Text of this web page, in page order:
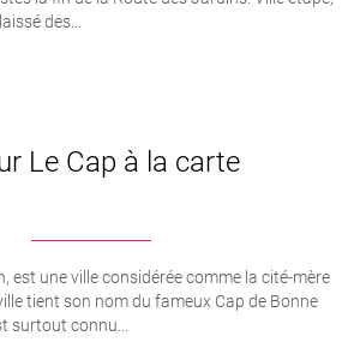
des...
Le Cap à la carte
est une ville considérée comme la cité-mère
tient son nom du fameux Cap de Bonne
surtout connu...